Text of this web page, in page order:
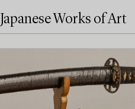
Japanese Works of Art